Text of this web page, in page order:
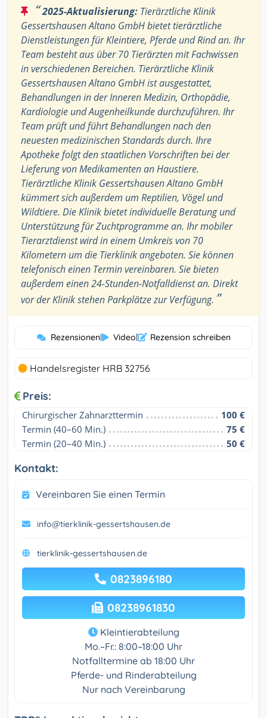
“2025-Aktualisierung: Tierärztliche Klinik
Gessertshausen Altano GmbH bietet tierärztliche
Dienstleistungen für Kleintiere, Pferde und Rind an. Ihr
Team besteht aus über 70 Tierärzten mit Fachwissen
in verschiedenen Bereichen. Tierärztliche Klinik
Gessertshausen Altano GmbH ist ausgestattet,
Behandlungen in der Inneren Medizin, Orthopädie,
Kardiologie und Augenheilkunde durchzuführen. Ihr
Team prüft und führt Behandlungen nach den
neuesten medizinischen Standards durch. Ihre
Apotheke folgt den staatlichen Vorschriften bei der
Lieferung von Medikamenten an Haustiere.
Tierärztliche Klinik Gessertshausen Altano GmbH
kümmert sich außerdem um Reptilien, Vögel und
Wildtiere. Die Klinik bietet individuelle Beratung und
Unterstützung für Zuchtprogramme an. Ihr mobiler
Tierarztdienst wird in einem Umkreis von 70
Kilometern um die Tierklinik angeboten. Sie können
telefonisch einen Termin vereinbaren. Sie bieten
außerdem einen 24-Stunden-Notfalldienst an. Direkt
vor der Klinik stehen Parkplätze zur Verfügung. ”
Rezensionen| Video| Rezension schreiben
Handelsregister HRB 32756
Preis:
Chirurgischer Zahnarzttermin
100 €
Termin (40–60 Min.)
75 €
Termin (20–40 Min.)
50 €
Kontakt:
Vereinbaren Sie einen Termin
info@tierklinik-gessertshausen.de
tierklinik-gessertshausen.de
0823896180
08238961830
Kleintierabteilung
Mo.–Fr.: 8:00–18:00 Uhr
Notfalltermine ab 18:00 Uhr
Pferde- und Rinderabteilung
Nur nach Vereinbarung